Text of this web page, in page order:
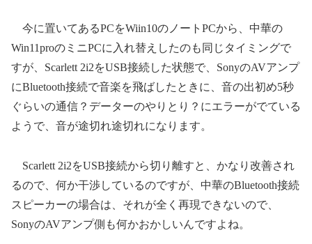
今に置いてあるPCをWiin10のノートPCから、中華の
Win11proのミニPCに入れ替えしたのも同じタイミングで
すが、Scarlett 2i2をUSB接続した状態で、SonyのAVアンプ
にBluetooth接続で音楽を飛ばしたときに、音の出初め5秒
ぐらいの通信？データーのやりとり？にエラーがでている
ようで、音が途切れ途切れになります。
Scarlett 2i2をUSB接続から切り離すと、かなり改善され
るので、何か干渉しているのですが、中華のBluetooth接続
スピーカーの場合は、それが全く再現できないので、
SonyのAVアンプ側も何かおかしいんですよね。